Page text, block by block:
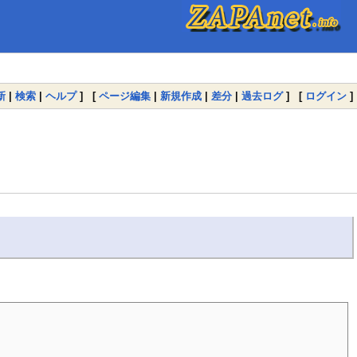
| 検索 | ヘルプ] [ ページ編集 | 新規作成 | 差分 | 過去ログ] [ ログイン ]